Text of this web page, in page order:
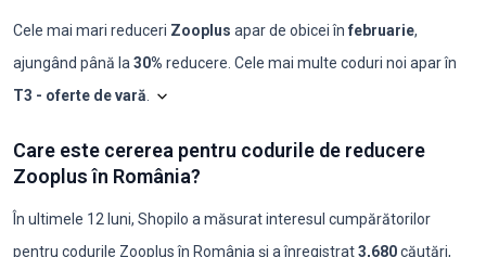
Cele mai mari reduceri Zooplus apar de obicei în februarie,
ajungând până la 30% reducere. Cele mai multe coduri noi apar în
T3 - oferte de vară
Luna Coduri noiReducere maximăReducere minimăCoduri ≥50%
2025-083 10%
2025-103 15% 5% 0
Care este cererea pentru codurile de reducere
Zooplus în România?
În ultimele 12 luni, Shopilo a măsurat interesul cumpărătorilor
pentru codurile Zooplusîn România și a înregistrat3,680căutări,